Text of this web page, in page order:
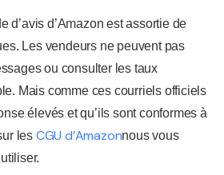
d’avis d’Amazon est assortie de
Les vendeurs ne peuvent pas
ou consulter les taux
Mais comme ces courriels officiels
élevés et qu’ils sont conformes à
les CGU d’Amazonnous vous